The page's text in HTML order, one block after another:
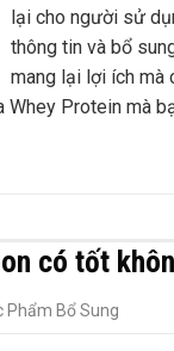
lại cho người sử
thông tin và bổ
mang lại lợi ích mà
Protein mà
có tốt
Phẩm Bổ Sung